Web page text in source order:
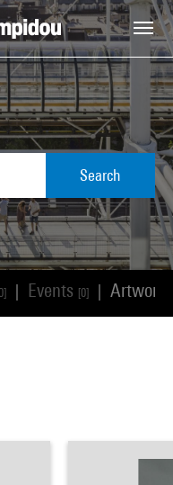
Search
Events [0]